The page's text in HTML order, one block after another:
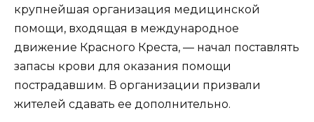
крупнейшая организация медицинской
помощи, входящая в международное
движение Красного Креста, — начал поставлять
запасы крови для оказания помощи
пострадавшим. В организации призвали
жителей сдавать ее дополнительно.